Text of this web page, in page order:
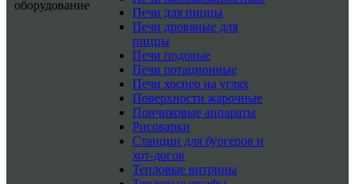
Печи для пиццы
Печи дровяные для
пиццы
Печи подовые
Печи ротационные
Печи хоспер на углях
Поверхности жарочные
Пончиковые аппараты
Рисоварки
Станции для бургеров и
хот-догов
Тепловые витрины